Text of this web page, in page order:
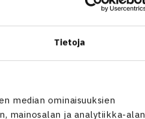
Tietoja
median ominaisuuksien
mainosalan ja analytiikka-alan